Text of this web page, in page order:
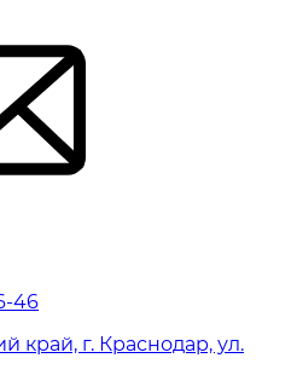
46
край, г. Краснодар, ул.